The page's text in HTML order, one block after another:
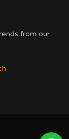
from our